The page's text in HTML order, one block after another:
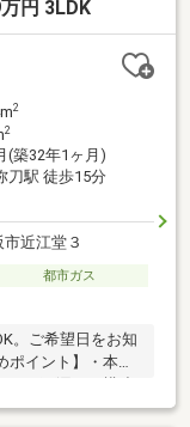
良好です・各階
ーポート付きの駐
希望のお問い合わ
す。
円 3LDK
2
2
(築32年1ヶ月)
刀駅 徒歩15分
近江堂３
都市ガス
。ご希望日をお知
イント】・本物
や漏水についてお